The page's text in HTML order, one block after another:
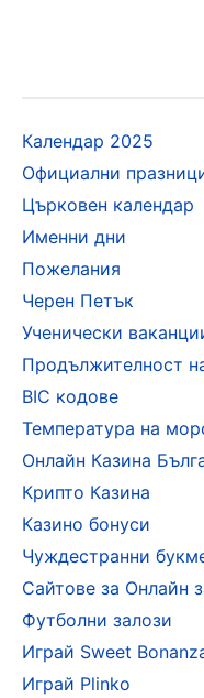
Календар 2025
Официални
Църковен календар
Именни дни
Пожелания
Черен Петък
Ученически
Продължителност
BIC кодове
Температура на
Онлайн Казина
Крипто Казина
Казино бонуси
Чуждестранни
Сайтове за Онлайн
Футболни залози
Играй Sweet
Играй Plinko